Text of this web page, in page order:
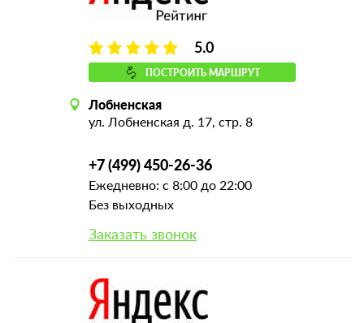
5.0
ПОСТРОИТЬ МАРШРУТ
Лобненская
ул. Лобненская д. 17, стр. 8
+7 (499) 450-26-36
Ежедневно: с 8:00 до 22:00
Без выходных
Заказать звонок